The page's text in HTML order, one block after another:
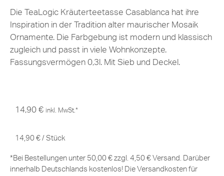
Die TeaLogic Kräuterteetasse Casablanca hat ihre
Inspiration in der Tradition alter maurischer Mosaik
Ornamente. Die Farbgebung ist modern und klassisch
zugleich und passt in viele Wohnkonzepte.
Fassungsvermögen 0,3l. Mit Sieb und Deckel.
14,90 € inkl. MwSt.*
14,90 € / Stück
*Bei Bestellungen unter 50,00 € zzgl. 4,50 € Versand. Darüber
innerhalb Deutschlands kostenlos! Die Versandkosten für